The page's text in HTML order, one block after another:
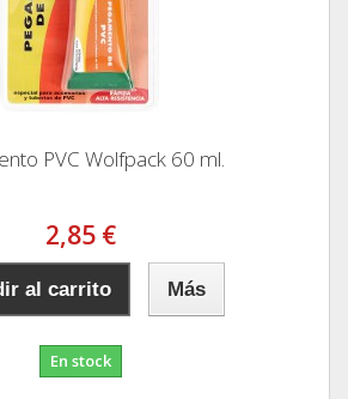
PVC Wolfpack 60 ml.
2,85 €
al carrito Más
En stock